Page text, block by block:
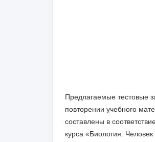
Предлагаемые тестовые
повторении учебного
составлены в
курса «Биология. Человек